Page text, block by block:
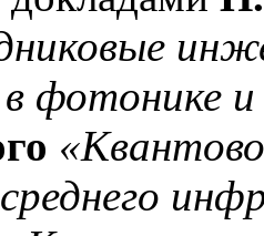
фотонике